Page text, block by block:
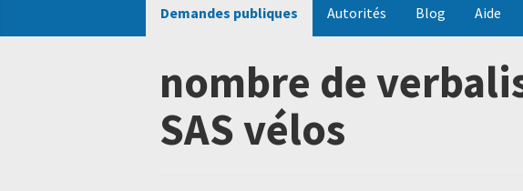
Demandes publiques Autorités Blog Aide
nombre de
SAS vélos